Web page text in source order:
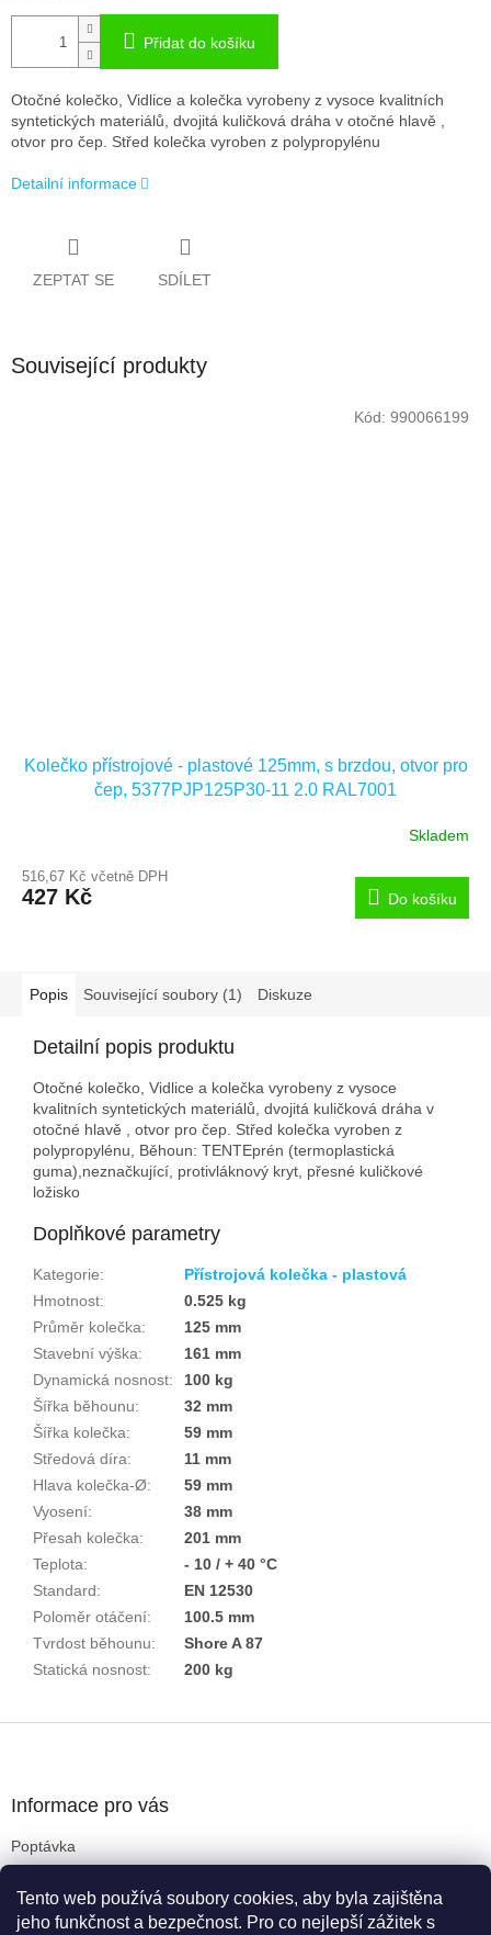
Tento web používá soubory cookies, aby byla zajištěna
jeho funkčnost a bezpečnost. Pro co nejlepší zážitek s
Přidat do košíku
Otočné kolečko, Vidlice a kolečka vyrobeny z vysoce kvalitních
syntetických materiálů, dvojitá kuličková dráha v otočné hlavě ,
otvor pro čep. Střed kolečka vyroben z polypropylénu
Detailní informace
ZEPTAT SE SDÍLET
Související produkty
Kolečko přístrojové - plastové 125mm, s brzdou, otvor pro
čep, 5377PJP125P30-11 2.0 RAL7001
Skladem
516,67 Kč včetně DPH
427 Kč Do košíku
Kód: 990066199
Popis Související soubory (1) Diskuze
Detailní popis produktu
Otočné kolečko, Vidlice a kolečka vyrobeny z vysoce
kvalitních syntetických materiálů, dvojitá kuličková dráha v
otočné hlavě , otvor pro čep. Střed kolečka vyroben z
polypropylénu, Běhoun: TENTEprén (termoplastická
guma),neznačkující, protivláknový kryt, přesné kuličkové
ložisko
Doplňkové parametry
Kategorie:
Přístrojová kolečka - plastová
Hmotnost:
0.525 kg
Průměr kolečka:
125 mm
Stavební výška:
161 mm
Dynamická nosnost:
100 kg
Šířka běhounu:
32 mm
Šířka kolečka:
59 mm
Středová díra:
11 mm
Hlava kolečka-Ø:
59 mm
Vyosení:
38 mm
Přesah kolečka:
201 mm
Teplota:
- 10 / + 40 °C
Standard:
EN 12530
Poloměr otáčení:
100.5 mm
Tvrdost běhounu:
Shore A 87
Statická nosnost: 200 kg
Informace pro vás
Poptávka
Podmínky ochrany osobních údajů
Reklamační řád